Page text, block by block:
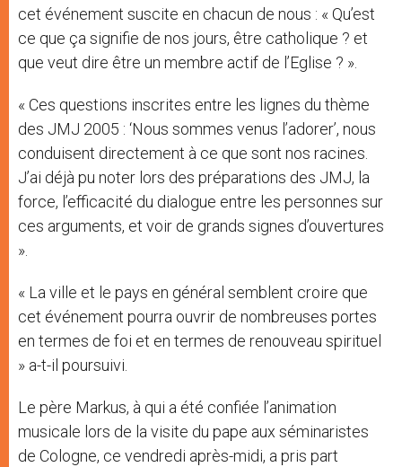
cet événement suscite en chacun de nous : « Qu’est
ce que ça signifie de nos jours, être catholique ? et
que veut dire être un membre actif de l’Eglise ? ».
« Ces questions inscrites entre les lignes du thème
des JMJ 2005 : ‘Nous sommes venus l’adorer’, nous
conduisent directement à ce que sont nos racines.
J’ai déjà pu noter lors des préparations des JMJ, la
force, l’efficacité du dialogue entre les personnes sur
ces arguments, et voir de grands signes d’ouvertures
».
« La ville et le pays en général semblent croire que
cet événement pourra ouvrir de nombreuses portes
en termes de foi et en termes de renouveau spirituel
» a-t-il poursuivi.
Le père Markus, à qui a été confiée l’animation
musicale lors de la visite du pape aux séminaristes
de Cologne, ce vendredi après-midi, a pris part